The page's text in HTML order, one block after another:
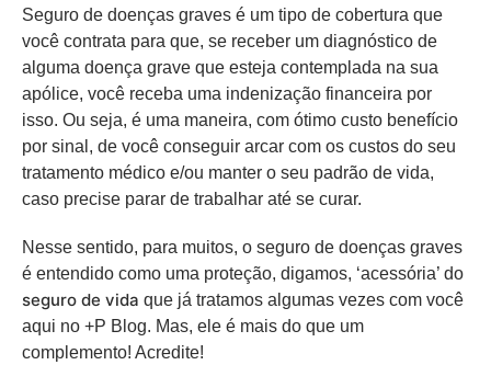
Seguro de doenças graves é um tipo de cobertura que
você contrata para que, se receber um diagnóstico de
alguma doença grave que esteja contemplada na sua
apólice, você receba uma indenização financeira por
isso. Ou seja, é uma maneira, com ótimo custo benefício
por sinal, de você conseguir arcar com os custos do seu
tratamento médico e/ou manter o seu padrão de vida,
caso precise parar de trabalhar até se curar.
Nesse sentido, para muitos, o seguro de doenças graves
é entendido como uma proteção, digamos, ‘acessória’ do
seguro de vida que já tratamos algumas vezes com você
aqui no +P Blog. Mas, ele é mais do que um
complemento! Acredite!